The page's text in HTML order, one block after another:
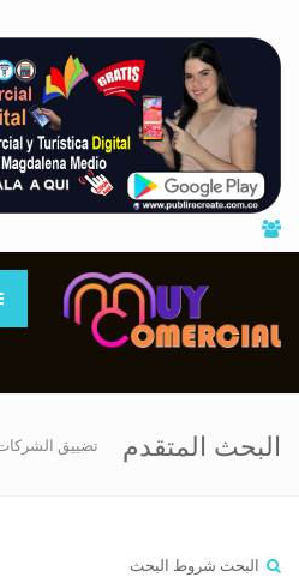
البحث المتقدم تضييق
البحث شروط البحث